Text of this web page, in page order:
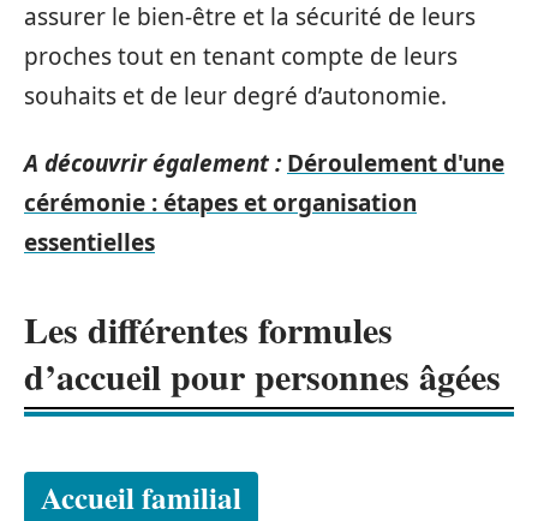
assurer le bien-être et la sécurité de leurs
proches tout en tenant compte de leurs
souhaits et de leur degré d’autonomie.
A découvrir également : Déroulement d'une
cérémonie : étapes et organisation
essentielles
Les différentes formules
d’accueil pour personnes âgées
Accueil familial